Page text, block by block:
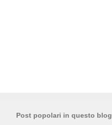
a
Post popolari in questo blog